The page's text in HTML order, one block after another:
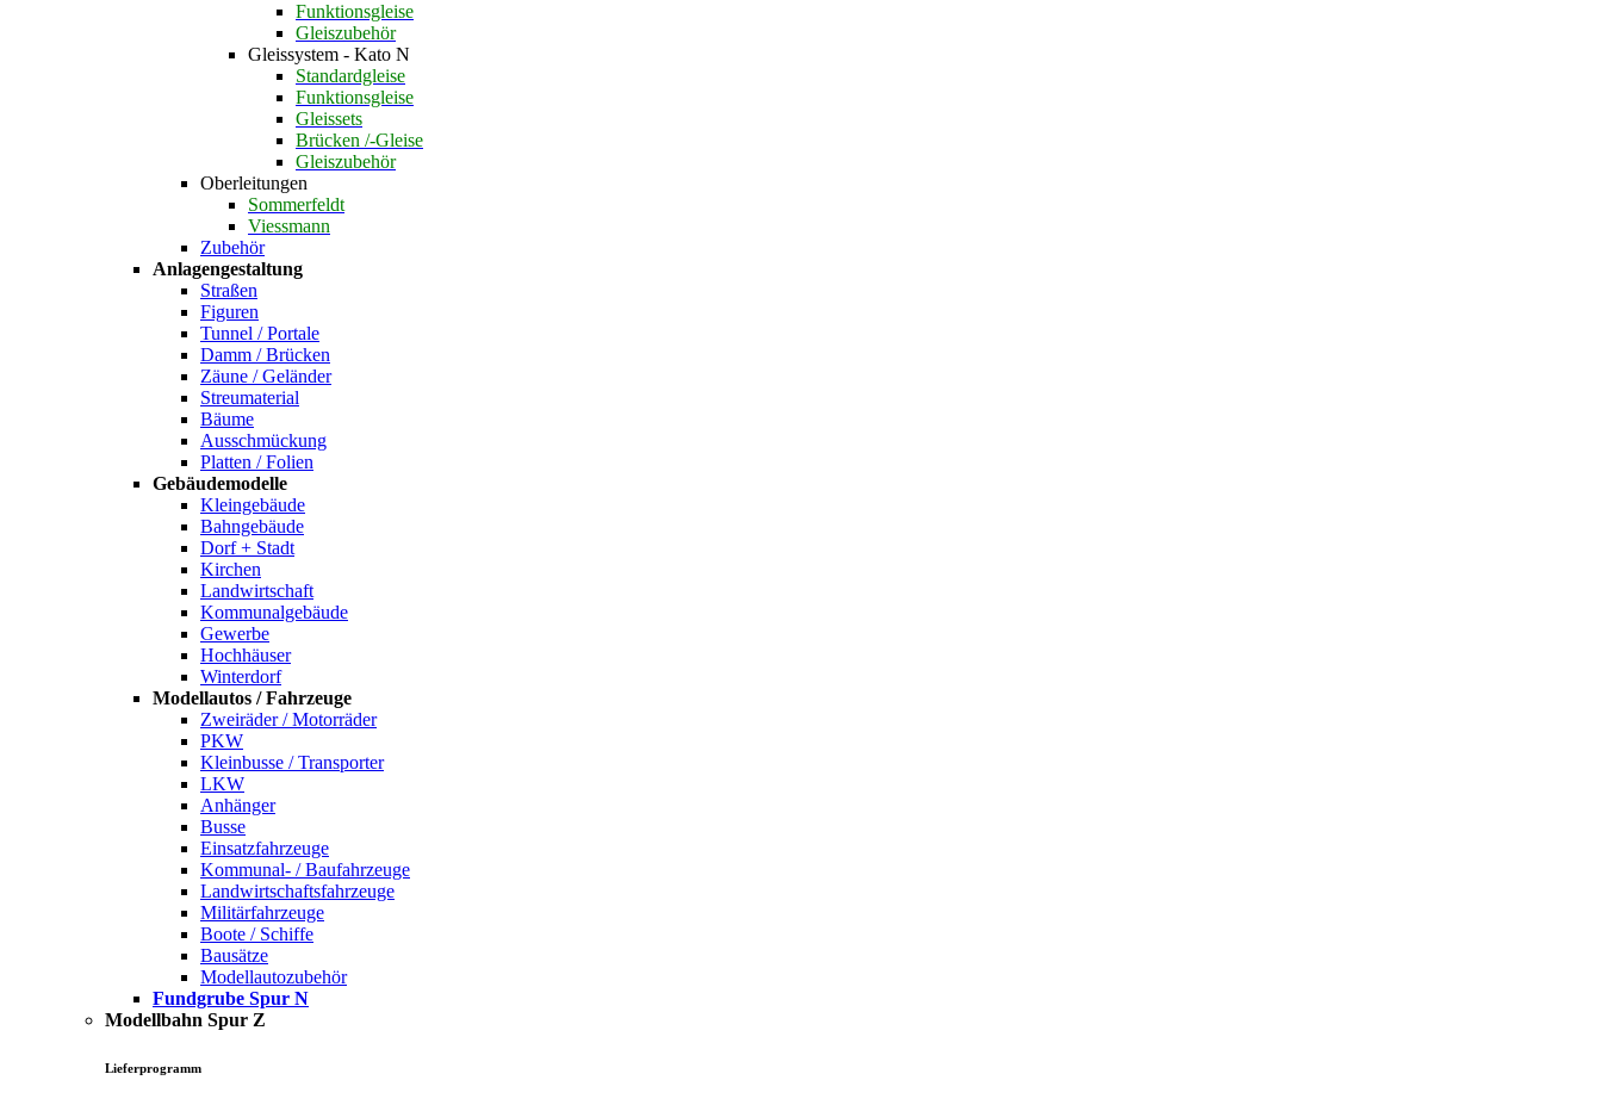
Funktionsgleise
Gleiszubehör
Gleissystem - Kato N
Standardgleise
Funktionsgleise
Gleissets
Brücken /-Gleise
Gleiszubehör
Oberleitungen
Sommerfeldt
Viessmann
Zubehör
Anlagengestaltung
Straßen
Figuren
Tunnel / Portale
Damm / Brücken
Zäune / Geländer
Streumaterial
Bäume
Ausschmückung
Platten / Folien
Gebäudemodelle
Kleingebäude
Bahngebäude
Dorf + Stadt
Kirchen
Landwirtschaft
Kommunalgebäude
Gewerbe
Hochhäuser
Winterdorf
Modellautos / Fahrzeuge
Zweiräder / Motorräder
PKW
Kleinbusse / Transporter
LKW
Anhänger
Busse
Einsatzfahrzeuge
Kommunal- / Baufahrzeuge
Landwirtschaftsfahrzeuge
Militärfahrzeuge
Boote / Schiffe
Bausätze
Modellautozubehör
Fundgrube Spur N
Modellbahn Spur Z
Lieferprogramm